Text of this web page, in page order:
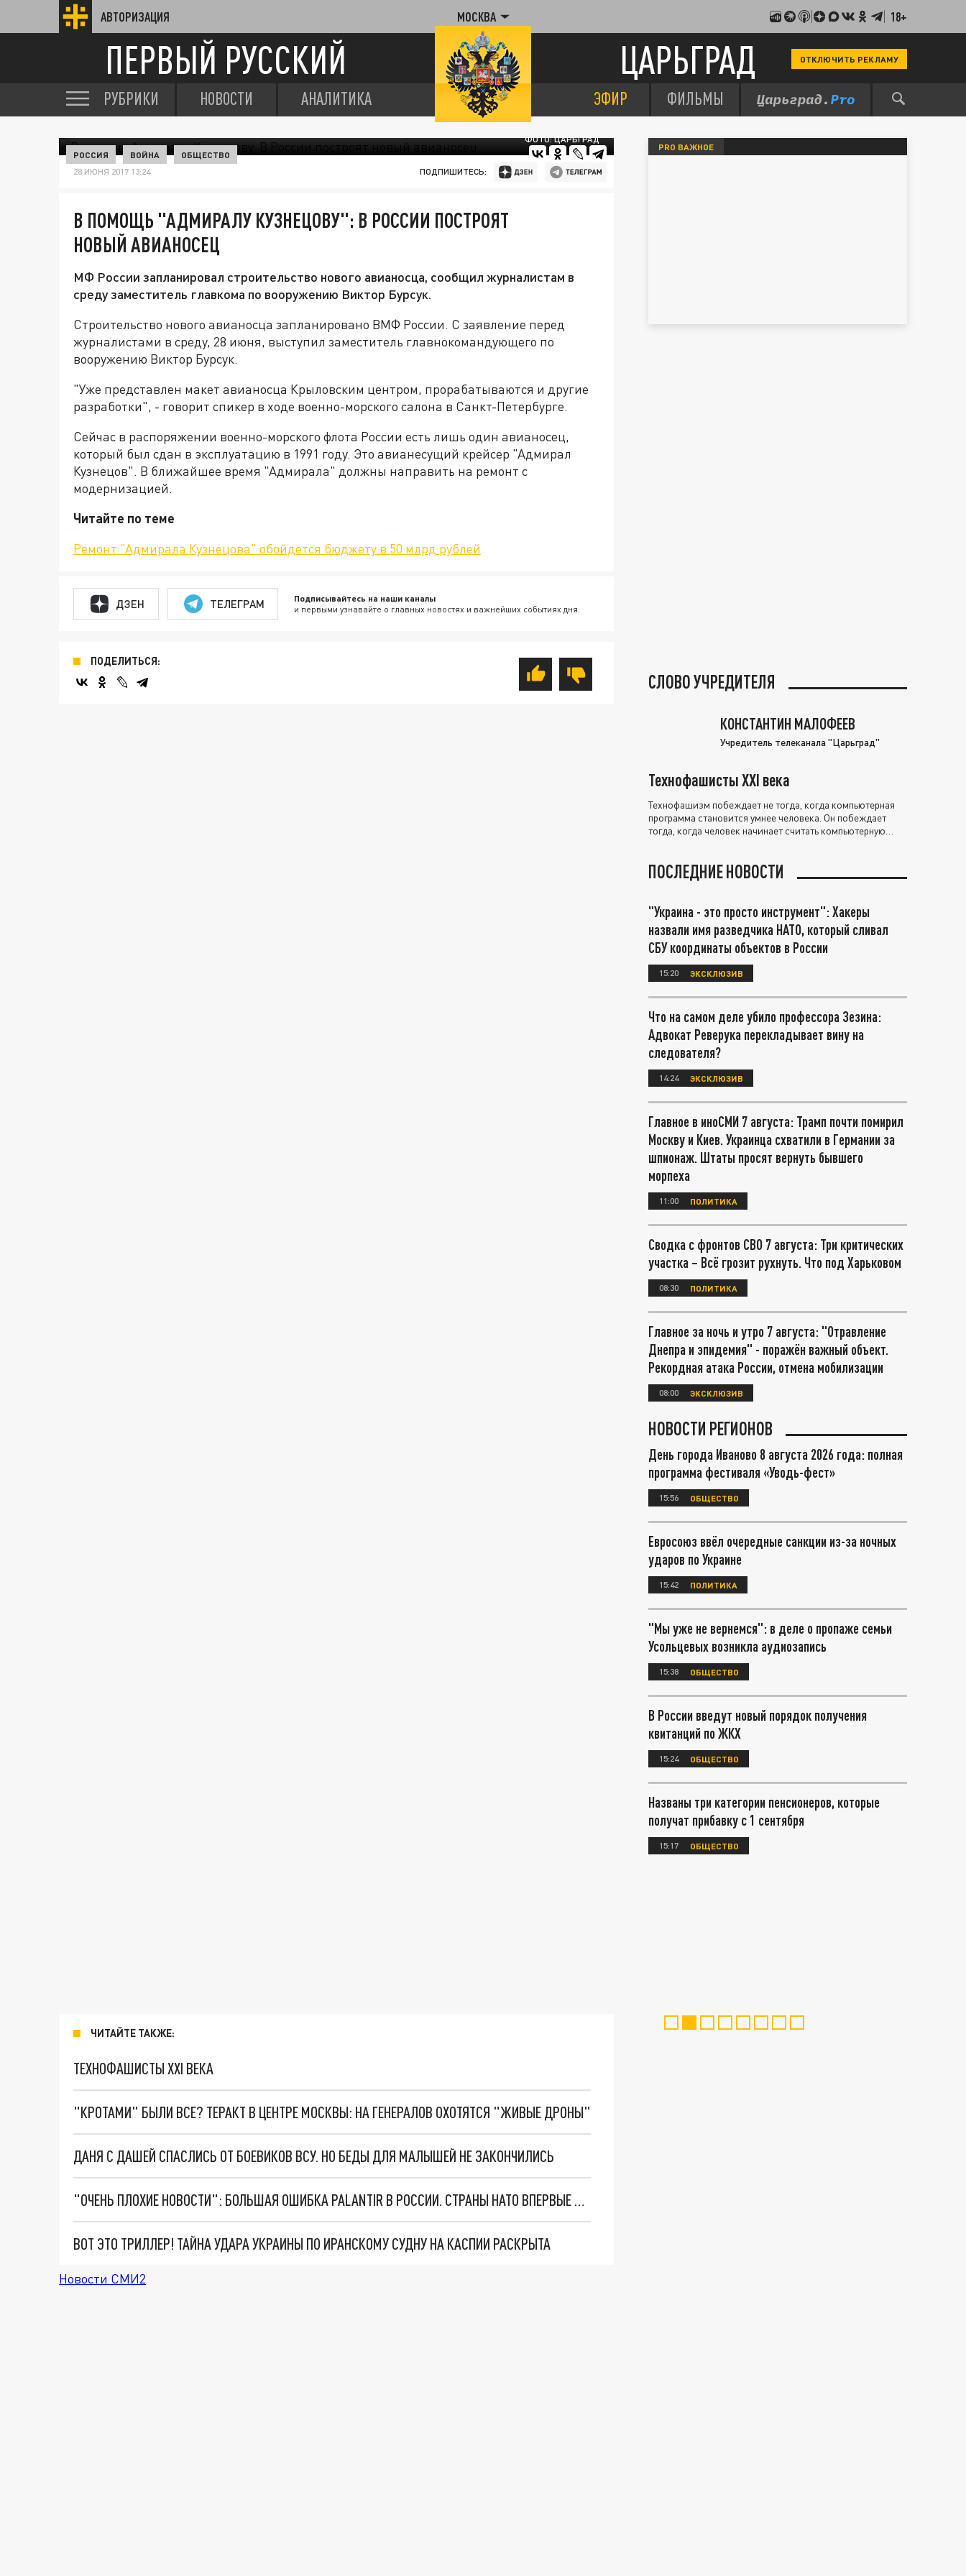
АВТОРИЗАЦИЯ МОСКВА 18+
ПЕРВЫЙ РУССКИЙ ЦАРЬГРАД ОТКЛЮЧИТЬ РЕКЛАМУ
РУБРИКИ НОВОСТИ АНАЛИТИКА ЭФИР ФИЛЬМЫ
ФОТО: ЦАРЬГРАД
РОССИЯ ВОЙНА ОБЩЕСТВО
28 ИЮНЯ 2017 13:24 ПОДПИШИТЕСЬ:
В ПОМОЩЬ "АДМИРАЛУ КУЗНЕЦОВУ": В РОССИИ ПОСТРОЯТ
НОВЫЙ АВИАНОСЕЦ
МФ России запланировал строительство нового авианосца, сообщил журналистам в
среду заместитель главкома по вооружению Виктор Бурсук.
Строительство нового авианосца запланировано ВМФ России. С заявление перед
журналистами в среду, 28 июня, выступил заместитель главнокомандующего по
вооружению Виктор Бурсук.
"Уже представлен макет авианосца Крыловским центром, прорабатываются и другие
разработки", - говорит спикер в ходе военно-морского салона в Санкт-Петербурге.
Сейчас в распоряжении военно-морского флота России есть лишь один авианосец,
который был сдан в эксплуатацию в 1991 году. Это авианесущий крейсер "Адмирал
Кузнецов". В ближайшее время "Адмирала" должны направить на ремонт с
модернизацией.
Читайте по теме
Ремонт "Адмирала Кузнецова" обойдется бюджету в 50 млрд рублей
ДЗЕН ТЕЛЕГРАМ Подписывайтесь на наши каналы
и первыми узнавайте о главных новостях и важнейших событиях дня.
ПОДЕЛИТЬСЯ:
ЧИТАЙТЕ ТАКЖЕ:
ТЕХНОФАШИСТЫ XXI ВЕКА
"КРОТАМИ" БЫЛИ ВСЕ? ТЕРАКТ В ЦЕНТРЕ МОСКВЫ: НА ГЕНЕРАЛОВ ОХОТЯТСЯ "ЖИВЫЕ ДРОНЫ"
ДАНЯ С ДАШЕЙ СПАСЛИСЬ ОТ БОЕВИКОВ ВСУ. НО БЕДЫ ДЛЯ МАЛЫШЕЙ НЕ ЗАКОНЧИЛИСЬ
"ОЧЕНЬ ПЛОХИЕ НОВОСТИ": БОЛЬШАЯ ОШИБКА PALANTIR В РОССИИ. СТРАНЫ НАТО ВПЕРВЫЕ ЗА СВО ОСТАНОВИЛИ ПОСТАВКИ ОРУЖИЯ. ВСУ ТЕРЯЮТ ПРИГРАНИЧЬЕ?
ВОТ ЭТО ТРИЛЛЕР! ТАЙНА УДАРА УКРАИНЫ ПО ИРАНСКОМУ СУДНУ НА КАСПИИ РАСКРЫТА
Новости СМИ2
PRO ВАЖНОЕ
СЛОВО УЧРЕДИТЕЛЯ
КОНСТАНТИН МАЛОФЕЕВ
Учредитель телеканала "Царьград"
Технофашисты XXI века
Технофашизм побеждает не тогда, когда компьютерная
программа становится умнее человека. Он побеждает
тогда, когда человек начинает считать компьютерную
ПОСЛЕДНИЕ НОВОСТИ
"Украина - это просто инструмент": Хакеры
назвали имя разведчика НАТО, который сливал
СБУ координаты объектов в России
15:20 ЭКСКЛЮЗИВ
Что на самом деле убило профессора Зезина:
Адвокат Реверука перекладывает вину на
следователя?
14:24 ЭКСКЛЮЗИВ
Главное в иноСМИ 7 августа: Трамп почти помирил
Москву и Киев. Украинца схватили в Германии за
шпионаж. Штаты просят вернуть бывшего
морпеха
11:00 ПОЛИТИКА
Сводка с фронтов СВО 7 августа: Три критических
участка – Всё грозит рухнуть. Что под Харьковом
08:30 ПОЛИТИКА
Главное за ночь и утро 7 августа: "Отравление
Днепра и эпидемия" - поражён важный объект.
Рекордная атака России, отмена мобилизации
08:00 ЭКСКЛЮЗИВ
НОВОСТИ РЕГИОНОВ
День города Иваново 8 августа 2026 года: полная
программа фестиваля «Уводь-фест»
15:56 ОБЩЕСТВО
Евросоюз ввёл очередные санкции из-за ночных
ударов по Украине
15:42 ПОЛИТИКА
"Мы уже не вернемся": в деле о пропаже семьи
Усольцевых возникла аудиозапись
15:38 ОБЩЕСТВО
В России введут новый порядок получения
квитанций по ЖКХ
15:24 ОБЩЕСТВО
Названы три категории пенсионеров, которые
получат прибавку с 1 сентября
15:17 ОБЩЕСТВО